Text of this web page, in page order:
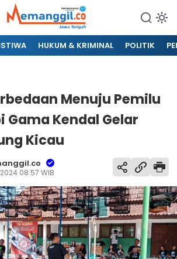
HUKUM & KRIMINAL POLITIK
Menuju Pemilu
Gama Kendal Gelar
Kicau
08:57 WIB